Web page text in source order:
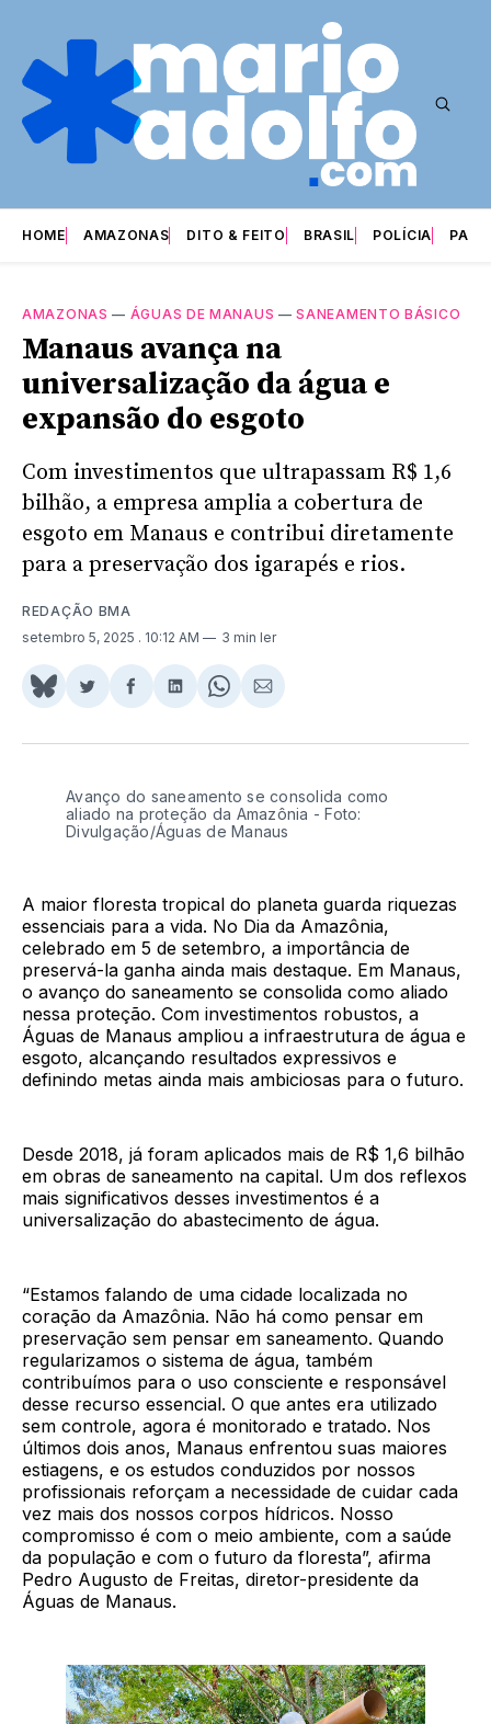
HOME AMAZONAS DITO & FEITO BRASIL POLÍCIA
AMAZONAS — ÁGUAS DE MANAUS —SANEAMENTO BÁSICO
Manaus avança na
universalização da água e
expansão do esgoto
Com investimentos que ultrapassam R$ 1,6
bilhão, a empresa amplia a cobertura de
esgoto em Manaus e contribui diretamente
para a preservação dos igarapés e rios.
REDAÇÃO BMA
setembro 5, 2025 . 10:12 AM 3 min ler
Share
BlueSky
Compartilhar
Twitter
Compartilhar
Facebook
Compartilhar
LinkedIn
Share
WhatsApp
Compartilhar
Email
Avanço do saneamento se consolida como
aliado na proteção da Amazônia - Foto:
Divulgação/Águas de Manaus
A maior floresta tropical do planeta guarda riquezas
essenciais para a vida. No Dia da Amazônia,
celebrado em 5 de setembro, a importância de
preservá-la ganha ainda mais destaque. Em Manaus,
o avanço do saneamento se consolida como aliado
nessa proteção. Com investimentos robustos, a
Águas de Manaus ampliou a infraestrutura de água e
esgoto, alcançando resultados expressivos e
definindo metas ainda mais ambiciosas para o futuro.
Desde 2018, já foram aplicados mais de R$ 1,6 bilhão
em obras de saneamento na capital. Um dos reflexos
mais significativos desses investimentos é a
universalização do abastecimento de água.
“Estamos falando de uma cidade localizada no
coração da Amazônia. Não há como pensar em
preservação sem pensar em saneamento. Quando
regularizamos o sistema de água, também
contribuímos para o uso consciente e responsável
desse recurso essencial. O que antes era utilizado
sem controle, agora é monitorado e tratado. Nos
últimos dois anos, Manaus enfrentou suas maiores
estiagens, e os estudos conduzidos por nossos
profissionais reforçam a necessidade de cuidar cada
vez mais dos nossos corpos hídricos. Nosso
compromisso é com o meio ambiente, com a saúde
da população e com o futuro da floresta”, afirma
Pedro Augusto de Freitas, diretor-presidente da
Águas de Manaus.